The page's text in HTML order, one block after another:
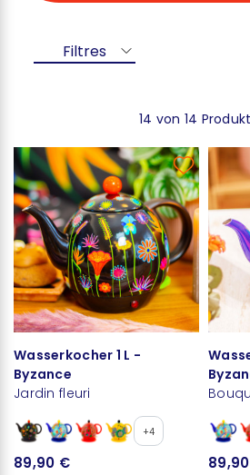
Filtres
14 von 14
Wasserkocher 1 L -
Byzance
Jardin fleuri
+4
89,90 €